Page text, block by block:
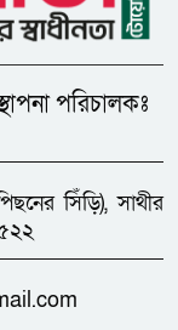
পরিচালকঃ
সিঁড়ি), সাথীর